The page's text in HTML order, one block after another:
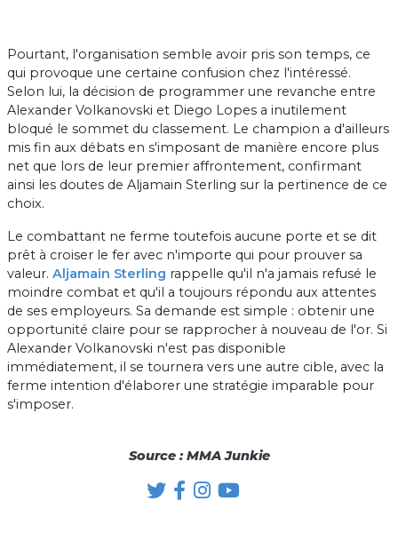
Pourtant, l'organisation semble avoir pris son temps, ce
qui provoque une certaine confusion chez l'intéressé.
Selon lui, la décision de programmer une revanche entre
Alexander Volkanovski et Diego Lopes a inutilement
bloqué le sommet du classement. Le champion a d'ailleurs
mis fin aux débats en s'imposant de manière encore plus
net que lors de leur premier affrontement, confirmant
ainsi les doutes de Aljamain Sterling sur la pertinence de ce
choix.
Le combattant ne ferme toutefois aucune porte et se dit
prêt à croiser le fer avec n'importe qui pour prouver sa
valeur. Aljamain Sterling rappelle qu'il n'a jamais refusé le
moindre combat et qu'il a toujours répondu aux attentes
de ses employeurs. Sa demande est simple : obtenir une
opportunité claire pour se rapprocher à nouveau de l'or. Si
Alexander Volkanovski n'est pas disponible
immédiatement, il se tournera vers une autre cible, avec la
ferme intention d'élaborer une stratégie imparable pour
s'imposer.
Source : MMA Junkie